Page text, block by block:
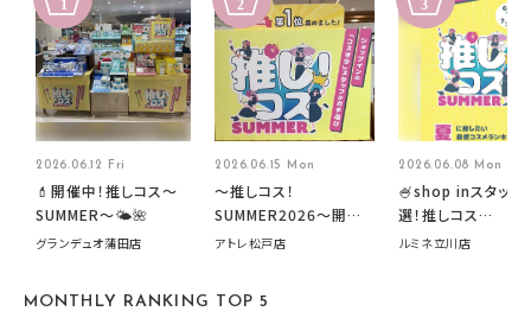
2026.06.12 Fri
💄開催中！推しコス〜
SUMMER〜🌤️🌺
グランデュオ蒲田店
2026.06.15 Mon
～推しコス！
SUMMER2026～開催
中です！
アトレ松戸店
2026.06.08 Mon
🍧shop inスタッフ
選！推しコス
summer2026開催
ルミネ立川店
MONTHLY RANKING TOP 5